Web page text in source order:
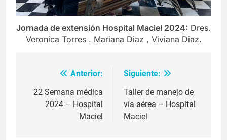
Jornada de extensión Hospital Maciel 2024: Dres.
Veronica Torres . Mariana Diaz , Viviana Diaz.
Navegación
de
Anterior:
22 Semana médica
2024 – Hospital
Maciel
Siguiente:
Taller de manejo de
vía aérea – Hospital
Maciel